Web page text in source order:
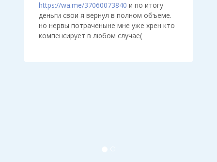
https://wa.me/37060073840 и по итогу
деньги свои я вернул в полном объеме.
но нервы потраченыне мне уже хрен кто
компенсирует в любом случае(